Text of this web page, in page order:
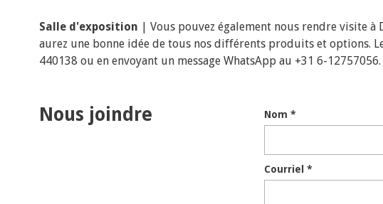
Salle d'exposition | Vous pouvez également nous rendre visite
aurez une bonne idée de tous nos différents produits et options.
440138 ou en envoyant un message WhatsApp au +31 6-
Nous joindre Nom *
Courriel *